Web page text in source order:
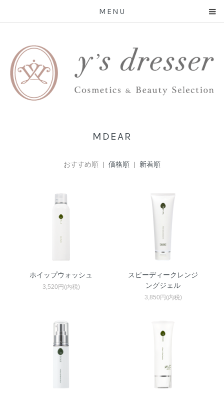
MENU
MDEAR
おすすめ順 | 価格順 | 新着順
ホイップウォッシュ
3,520円(内税)
スピーディークレンジ
ングジェル
3,850円(内税)